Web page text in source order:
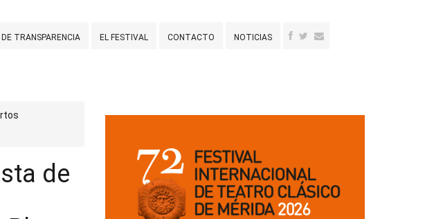
TRANSPARENCIA EL FESTIVAL CONTACTO NOTICIAS
de